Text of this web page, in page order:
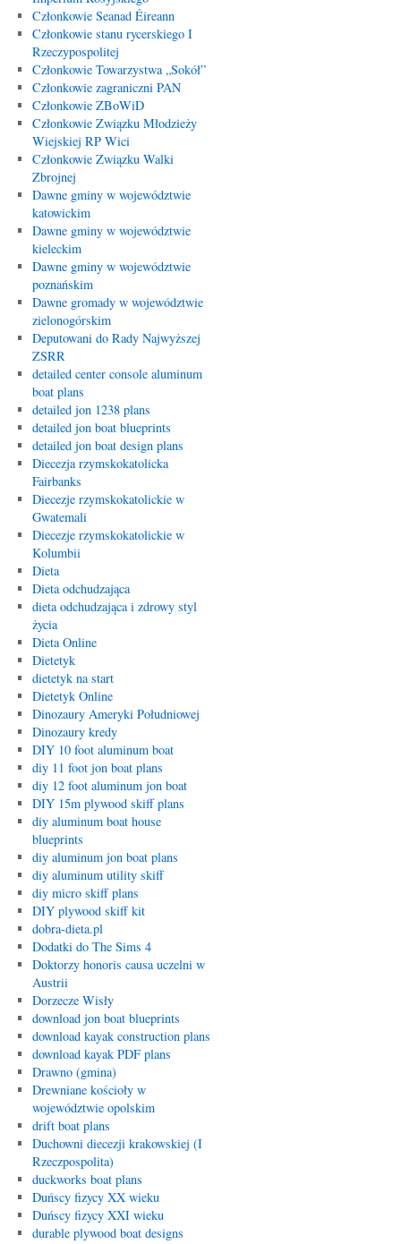
Członkowie Seanad Éireann
Członkowie stanu rycerskiego I
Rzeczypospolitej
Członkowie Towarzystwa „Sokół”
Członkowie zagraniczni PAN
Członkowie ZBoWiD
Członkowie Związku Młodzieży
Wiejskiej RP Wici
Członkowie Związku Walki
Zbrojnej
Dawne gminy w województwie
katowickim
Dawne gminy w województwie
kieleckim
Dawne gminy w województwie
poznańskim
Dawne gromady w województwie
zielonogórskim
Deputowani do Rady Najwyższej
ZSRR
detailed center console aluminum
boat plans
detailed jon 1238 plans
detailed jon boat blueprints
detailed jon boat design plans
Diecezja rzymskokatolicka
Fairbanks
Diecezje rzymskokatolickie w
Gwatemali
Diecezje rzymskokatolickie w
Kolumbii
Dieta
Dieta odchudzająca
dieta odchudzająca i zdrowy styl
życia
Dieta Online
Dietetyk
dietetyk na start
Dietetyk Online
Dinozaury Ameryki Południowej
Dinozaury kredy
DIY 10 foot aluminum boat
diy 11 foot jon boat plans
diy 12 foot aluminum jon boat
DIY 15m plywood skiff plans
diy aluminum boat house
blueprints
diy aluminum jon boat plans
diy aluminum utility skiff
diy micro skiff plans
DIY plywood skiff kit
dobra-dieta.pl
Dodatki do The Sims 4
Doktorzy honoris causa uczelni w
Austrii
Dorzecze Wisły
download jon boat blueprints
download kayak construction plans
download kayak PDF plans
Drawno (gmina)
Drewniane kościoły w
województwie opolskim
drift boat plans
Duchowni diecezji krakowskiej (I
Rzeczpospolita)
duckworks boat plans
Duńscy fizycy XX wieku
Duńscy fizycy XXI wieku
durable plywood boat designs